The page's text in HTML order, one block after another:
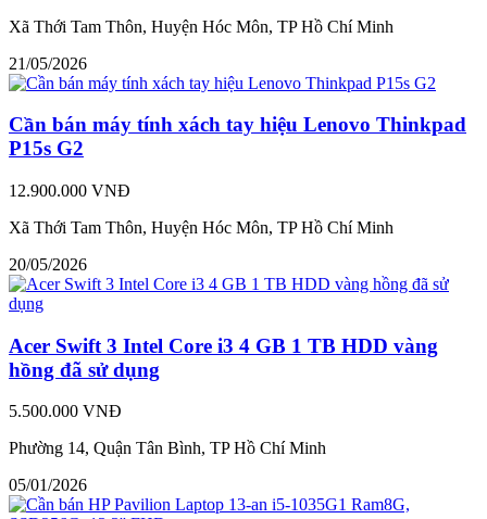
Xã Thới Tam Thôn, Huyện Hóc Môn, TP Hồ Chí Minh
21/05/2026
Cần bán máy tính xách tay hiệu Lenovo Thinkpad
P15s G2
12.900.000 VNĐ
Xã Thới Tam Thôn, Huyện Hóc Môn, TP Hồ Chí Minh
20/05/2026
Acer Swift 3 Intel Core i3 4 GB 1 TB HDD vàng
hồng đã sử dụng
5.500.000 VNĐ
Phường 14, Quận Tân Bình, TP Hồ Chí Minh
05/01/2026